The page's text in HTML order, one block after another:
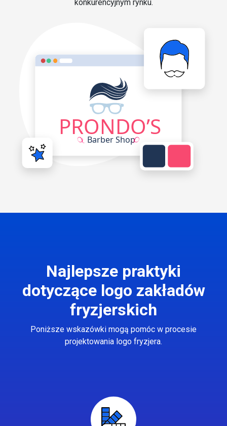
konkurencyjnym rynku.
Najlepsze praktyki
dotyczące logo zakładów
fryzjerskich
Poniższe wskazówki mogą pomóc w procesie
projektowania logo fryzjera.